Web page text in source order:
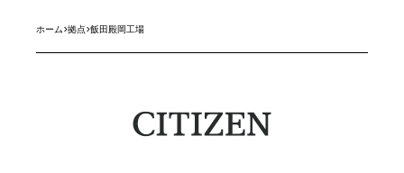
ホーム>拠点>飯田殿岡工場